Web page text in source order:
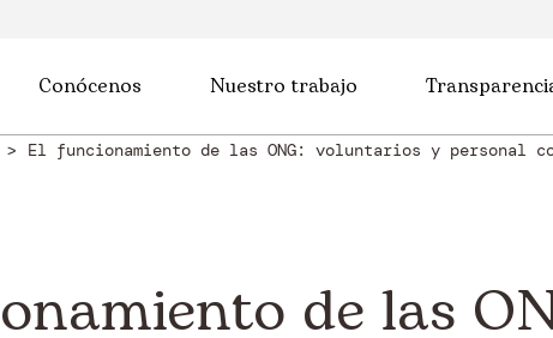
Conócenos Nuestro trabajo
El funcionamiento de las ONG: voluntarios y personal
de las